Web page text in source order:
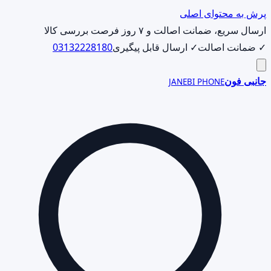
پرش به محتوای اصلی
ارسال سریع، ضمانت اصالت و ۷ روز فرصت بررسی کالا
✓ ضمانت اصالت✓ ارسال قابل پیگیری03132228180
جانبی فونJANEBI PHONE